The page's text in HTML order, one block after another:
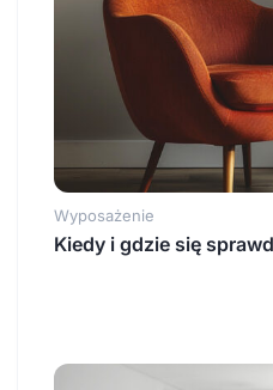
Wyposażenie
Kiedy i gdzie się